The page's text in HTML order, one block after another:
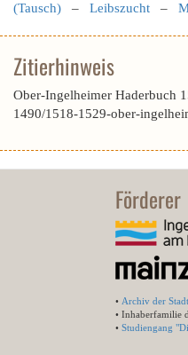
(Tausch) – Leibszucht –
Zitierhinweis
Ober-Ingelheimer Haderbuch
1490/1518-1529-ober-
Förderer
• Archiv der
• Inhaberfamilie
• Studiengang